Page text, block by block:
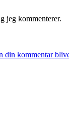
jeg kommenterer.
din kommentar